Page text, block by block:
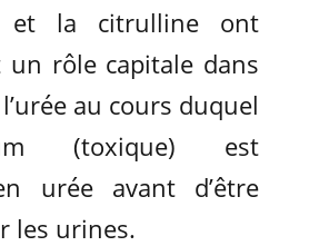
et la citrulline ont
un rôle capitale dans
au cours duquel
(toxique) est
urée avant d’être
les urines.